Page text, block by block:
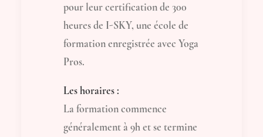
pour leur certification de 300
heures de I-SKY, une école de
formation enregistrée avec Yoga
Pros.
Les horaires :
La formation commence
généralement à 9h et se termine